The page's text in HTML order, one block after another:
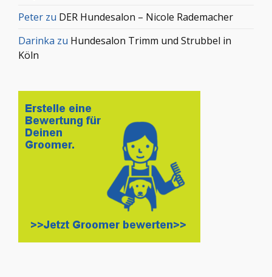
Peter zu DER Hundesalon – Nicole Rademacher
Darinka zu Hundesalon Trimm und Strubbel in
Köln